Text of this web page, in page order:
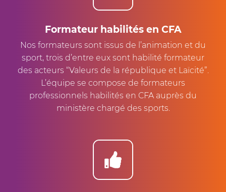
Formateur habilités en CFA
Nos formateurs sont issus de l’animation et du
sport, trois d’entre eux sont habilité formateur
des acteurs “Valeurs de la république et Laïcité”.
L’équipe se compose de formateurs
professionnels habilités en CFA auprès du
ministère chargé des sports.